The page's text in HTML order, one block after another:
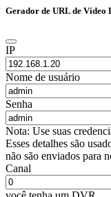
Gerador de URL de Vídeo
IP
Nome de usuário
Senha
Nota: Use suas
Esses detalhes são
não são enviados para
Canal